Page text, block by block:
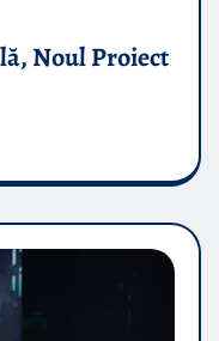
Noul Proiect